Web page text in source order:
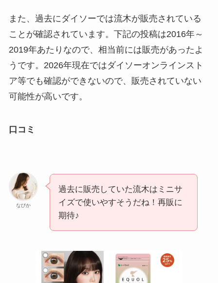
また、過去にダイソーでは流木が販売されている
ことが確認されています。下記の投稿は2016年～
2019年あたりなので、相当前には販売があったよ
うです。2026年現在ではダイソーオンラインスト
ア等でも確認ができないので、販売されていない
可能性が高いです。
口コミ
なびか
過去に販売していた流木はミニサ
イズで使いやすそうだね！再販に
期待♪